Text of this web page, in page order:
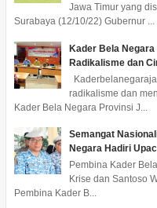
Jawa Timur yang
Surabaya (12/10/22) Gubernur ...
Kader Bela
Radikalisme dan
radikalisme dan
Kader Bela Negara Provinsi J...
Semangat
Negara Hadiri
Pembina Kader
Krise dan Santoso
Pembina Kader B...